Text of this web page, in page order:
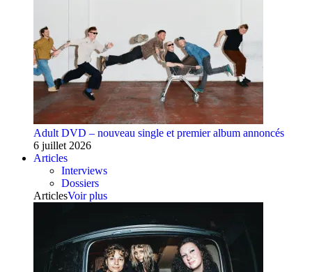
Adult DVD – nouveau single et premier album annoncés
6 juillet 2026
Articles
Interviews
Dossiers
ArticlesVoir plus